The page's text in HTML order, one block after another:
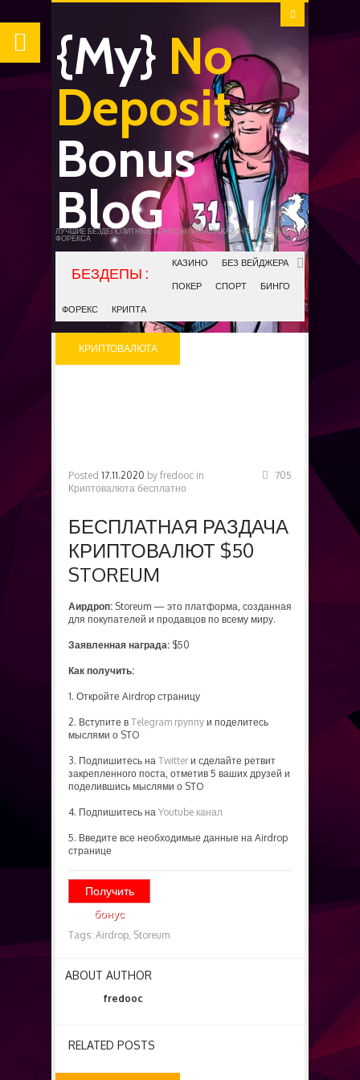
{My} No
Deposit
Bonus
BloG
ЛУЧШИЕ БЕЗДЕПОЗИТНЫЕ БОНУСЫ ОНЛАЙН КАЗИНО, ПОКЕРА И
ФОРЕКСА
КАЗИНО БЕЗ ВЕЙДЖЕРА
ПОКЕР СПОРТ БИНГО
ФОРЕКС КРИПТА
КРИПТОВАЛЮТА
Posted 17.11.2020 by fredooc in
Криптовалюта бесплатно
705
БЕСПЛАТНАЯ РАЗДАЧА
КРИПТОВАЛЮТ $50
STOREUM
Аирдроп: Storeum — это платформа, созданная
для покупателей и продавцов по всему миру.
Заявленная награда: $50
Как получить:
1. Откройте Airdrop страницу
2. Вступите в Telegram группу и поделитесь
мыслями о STO
3. Подпишитесь на Twitter и сделайте ретвит
закрепленного поста, отметив 5 ваших друзей и
поделившись мыслями о STO
4. Подпишитесь на Youtube канал
5. Введите все необходимые данные на Airdrop
странице
Получить
бонус
Tags: Airdrop, Storeum
ABOUT AUTHOR
fredooc
RELATED POSTS